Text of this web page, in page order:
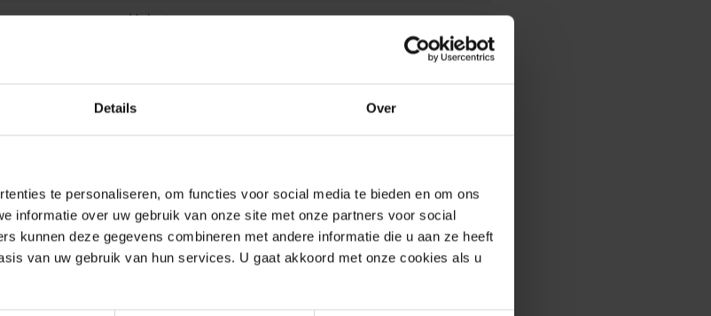
Details Over
te personaliseren, om functies voor social media te bieden en om ons
informatie over uw gebruik van onze site met onze partners voor social
kunnen deze gegevens combineren met andere informatie die u aan ze heeft
van uw gebruik van hun services. U gaat akkoord met onze cookies als u
Helesteen
x 8 21.1 x 10.5 x 8 21.1 x 21.1 x 8